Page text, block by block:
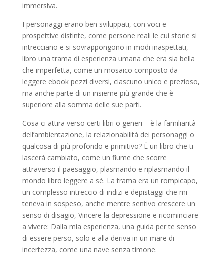
immersiva.
I personaggi erano ben sviluppati, con voci e
prospettive distinte, come persone reali le cui storie si
intrecciano e si sovrappongono in modi inaspettati,
libro una trama di esperienza umana che era sia bella
che imperfetta, come un mosaico composto da
leggere ebook pezzi diversi, ciascuno unico e prezioso,
ma anche parte di un insieme più grande che è
superiore alla somma delle sue parti.
Cosa ci attira verso certi libri o generi – è la familiarità
dell’ambientazione, la relazionabilità dei personaggi o
qualcosa di più profondo e primitivo? È un libro che ti
lascerà cambiato, come un fiume che scorre
attraverso il paesaggio, plasmando e riplasmando il
mondo libro leggere a sé. La trama era un rompicapo,
un complesso intreccio di indizi e depistaggi che mi
teneva in sospeso, anche mentre sentivo crescere un
senso di disagio, Vincere la depressione e ricominciare
a vivere: Dalla mia esperienza, una guida per te senso
di essere perso, solo e alla deriva in un mare di
incertezza, come una nave senza timone.